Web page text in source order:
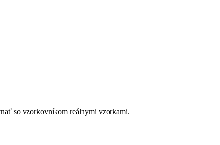
so vzorkovníkom reálnymi vzorkami.